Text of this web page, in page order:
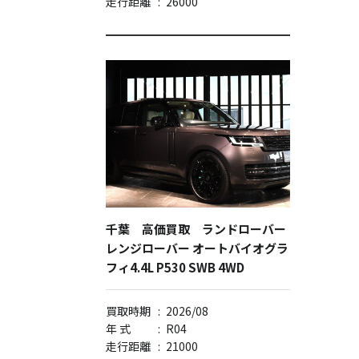
千葉 高価買取 ランドローバー
レンジローバー オートバイオグラ
フィ4.4L P530 SWB 4WD
買取時期 : 2026/08
年 式
: R04
走行距離 : 21000